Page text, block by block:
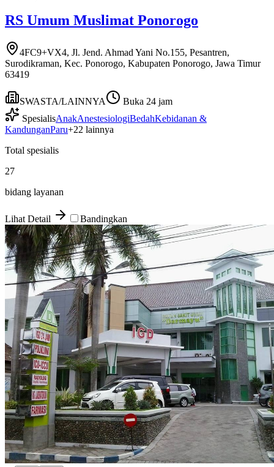
RS Umum Muslimat Ponorogo
4FC9+VX4, Jl. Jend. Ahmad Yani No.155, Pesantren,
Surodikraman, Kec. Ponorogo, Kabupaten Ponorogo, Jawa Timur
63419
SWASTA/LAINNYA
Buka 24 jam
SpesialisAnakAnestesiologiBedahKebidanan &
KandunganParu+22 lainnya
Total spesialis
27
bidang layanan
Lihat Detail Bandingkan